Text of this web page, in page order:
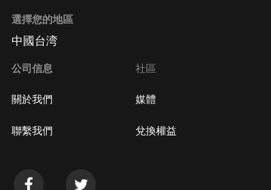
選擇您的地區
中國台湾
公司信息
關於我們
聯繫我們
社區
媒體
兌換權益